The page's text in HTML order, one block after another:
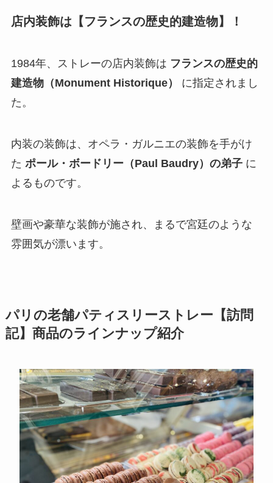
店内装飾は【フランスの歴史的建造物】！
1984年、ストレーの店内装飾は フランスの歴史的
建造物（Monument Historique）
に指定されまし
た。
内装の装飾は、オペラ・ガルニエの装飾を手がけ
た ポール・ボードリー（Paul Baudry）の弟子に
よるものです。
壁画や豪華な装飾が施され、まるで宮廷のような
雰囲気が漂います。
パリの老舗パティスリーストレー【訪問
記】商品のラインナップ紹介